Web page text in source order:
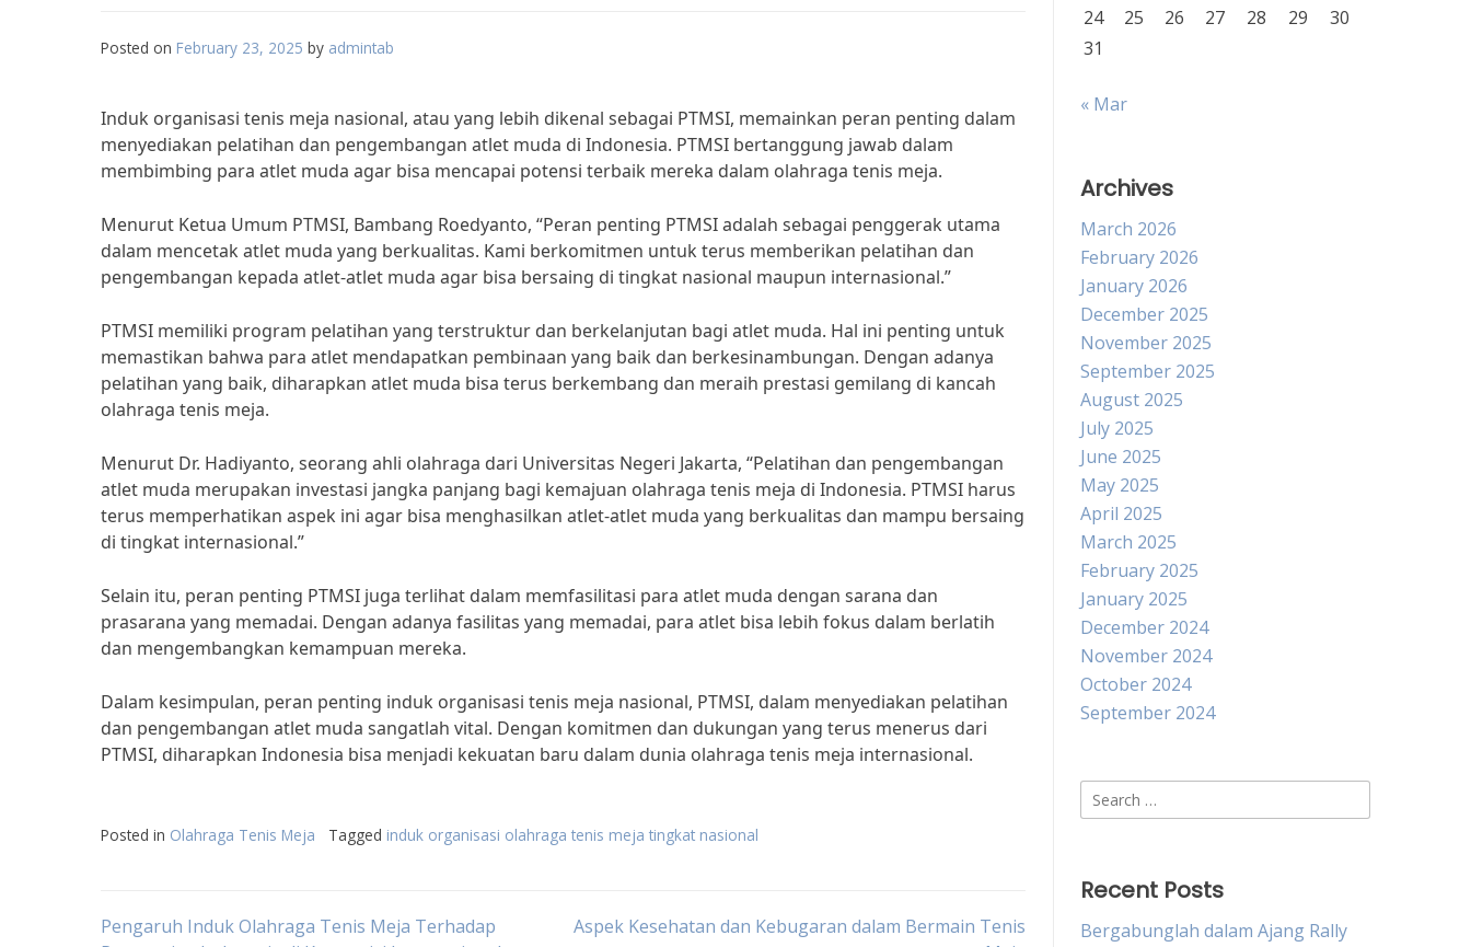
Posted on February 23, 2025 by admintab
Induk organisasi tenis meja nasional, atau yang lebih dikenal sebagai PTMSI, memainkan peran penting dalam
menyediakan pelatihan dan pengembangan atlet muda di Indonesia. PTMSI bertanggung jawab dalam
membimbing para atlet muda agar bisa mencapai potensi terbaik mereka dalam olahraga tenis meja.
Menurut Ketua Umum PTMSI, Bambang Roedyanto, “Peran penting PTMSI adalah sebagai penggerak utama
dalam mencetak atlet muda yang berkualitas. Kami berkomitmen untuk terus memberikan pelatihan dan
pengembangan kepada atlet-atlet muda agar bisa bersaing di tingkat nasional maupun internasional.”
PTMSI memiliki program pelatihan yang terstruktur dan berkelanjutan bagi atlet muda. Hal ini penting untuk
memastikan bahwa para atlet mendapatkan pembinaan yang baik dan berkesinambungan. Dengan adanya
pelatihan yang baik, diharapkan atlet muda bisa terus berkembang dan meraih prestasi gemilang di kancah
olahraga tenis meja.
Menurut Dr. Hadiyanto, seorang ahli olahraga dari Universitas Negeri Jakarta, “Pelatihan dan pengembangan
atlet muda merupakan investasi jangka panjang bagi kemajuan olahraga tenis meja di Indonesia. PTMSI harus
terus memperhatikan aspek ini agar bisa menghasilkan atlet-atlet muda yang berkualitas dan mampu bersaing
di tingkat internasional.”
Selain itu, peran penting PTMSI juga terlihat dalam memfasilitasi para atlet muda dengan sarana dan
prasarana yang memadai. Dengan adanya fasilitas yang memadai, para atlet bisa lebih fokus dalam berlatih
dan mengembangkan kemampuan mereka.
Dalam kesimpulan, peran penting induk organisasi tenis meja nasional, PTMSI, dalam menyediakan pelatihan
dan pengembangan atlet muda sangatlah vital. Dengan komitmen dan dukungan yang terus menerus dari
PTMSI, diharapkan Indonesia bisa menjadi kekuatan baru dalam dunia olahraga tenis meja internasional.
Posted in Olahraga Tenis Meja Tagged induk organisasi olahraga tenis meja tingkat nasional
Pengaruh Induk Olahraga Tenis Meja Terhadap
Aspek Kesehatan dan Kebugaran dalam Bermain Tenis
24
25 26 27 28 29
30
31
« Mar
Archives
March 2026
February 2026
January 2026
December 2025
November 2025
September 2025
August 2025
July 2025
June 2025
May 2025
April 2025
March 2025
February 2025
January 2025
December 2024
November 2024
October 2024
September 2024
Search
for:
Recent Posts
Bergabunglah dalam Ajang Rally